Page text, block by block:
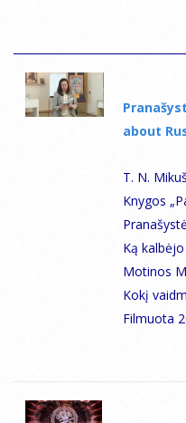
about
Т. N.
Knygos
Ką
Motinos
Kokį
Filmuota